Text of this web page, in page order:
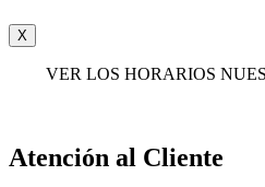
X
VER LOS HORARIOS
Atención al Cliente